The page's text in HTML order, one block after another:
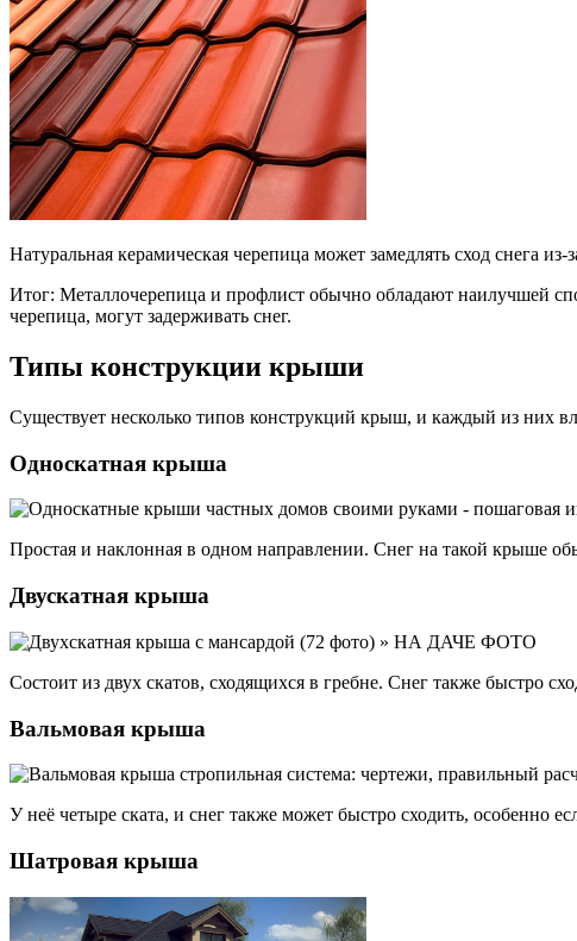
Натуральная керамическая черепица может замедлять сход снега из-
Итог: Металлочерепица и профлист обычно обладают наилучшей
черепица, могут задерживать снег.
Типы конструкции крыши
Существует несколько типов конструкций крыш, и каждый из них
Односкатная крыша
Простая и наклонная в одном направлении. Снег на такой крыше
Двускатная крыша
Состоит из двух скатов, сходящихся в гребне. Снег также быстро
Вальмовая крыша
У неё четыре ската, и снег также может быстро сходить, особенно
Шатровая крыша